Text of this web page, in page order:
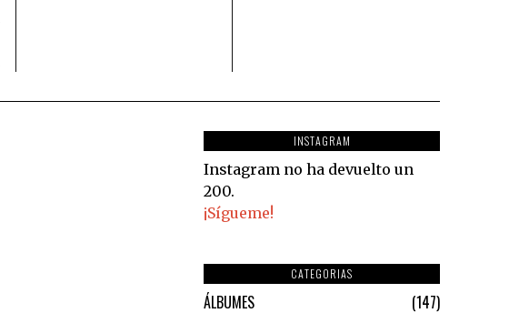
INSTAGRAM
Instagram no ha devuelto un
200.
¡Sígueme!
CATEGORIAS
ÁLBUMES
147